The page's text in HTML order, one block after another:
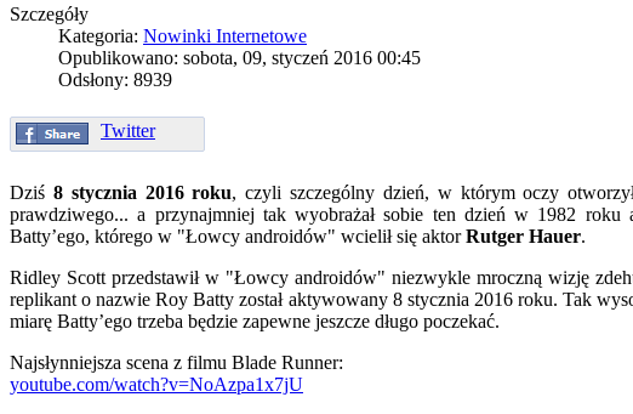
Szczegóły
Kategoria: Nowinki Internetowe
Opublikowano: sobota, 09, styczeń 2016 00:45
Odsłony: 8939
Twitter
Dziś 8 stycznia 2016 roku, czyli szczególny dzień, w którym oczy
prawdziwego... a przynajmniej tak wyobrażał sobie ten dzień w 1982
Batty’ego, którego w "Łowcy androidów" wcielił się aktorRutger Hauer.
Ridley Scott przedstawił w "Łowcy androidów" niezwykle mroczną wizję
replikant o nazwie Roy Batty został aktywowany 8 stycznia 2016 roku. Tak
miarę Batty’ego trzeba będzie zapewne jeszcze długo poczekać.
Najsłynniejsza scena z filmu Blade Runner:
youtube.com/watch?v=NoAzpa1x7jU